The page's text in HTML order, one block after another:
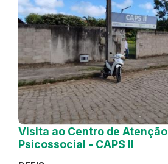
Visita ao Centro de Atenção
Psicossocial - CAPS II